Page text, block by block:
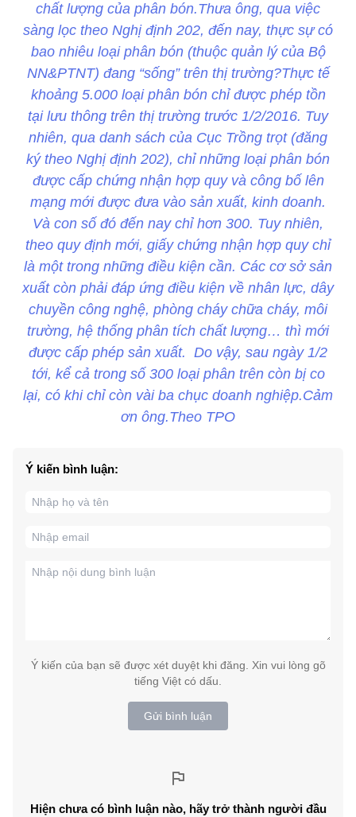
chất lượng của phân bón.Thưa ông, qua việc
sàng lọc theo Nghị định 202, đến nay, thực sự có
bao nhiêu loại phân bón (thuộc quản lý của Bộ
NN&PTNT) đang “sống” trên thị trường?Thực tế
khoảng 5.000 loại phân bón chỉ được phép tồn
tại lưu thông trên thị trường trước 1/2/2016. Tuy
nhiên, qua danh sách của Cục Trồng trọt (đăng
ký theo Nghị định 202), chỉ những loại phân bón
được cấp chứng nhận hợp quy và công bố lên
mạng mới được đưa vào sản xuất, kinh doanh.
Và con số đó đến nay chỉ hơn 300. Tuy nhiên,
theo quy định mới, giấy chứng nhận hợp quy chỉ
là một trong những điều kiện cần. Các cơ sở sản
xuất còn phải đáp ứng điều kiện về nhân lực, dây
chuyền công nghệ, phòng cháy chữa cháy, môi
trường, hệ thống phân tích chất lượng… thì mới
được cấp phép sản xuất. Do vậy, sau ngày 1/2
tới, kể cả trong số 300 loại phân trên còn bị co
lại, có khi chỉ còn vài ba chục doanh nghiệp.Cảm
ơn ông.Theo TPO
Ý kiến bình luận:
Ý kiến của bạn sẽ được xét duyệt khi đăng. Xin vui lòng gõ
tiếng Việt có dấu.
Gửi bình luận
Hiện chưa có bình luận nào, hãy trở thành người đầu